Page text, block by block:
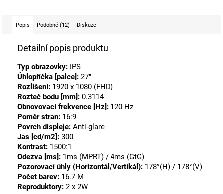
Popis Podobné (12) Diskuze
Detailní popis produktu
Typ obrazovky: IPS
Úhlopříčka [palce]: 27"
Rozlišení: 1920 x 1080 (FHD)
Rozteč bodu [mm]: 0.3114
Obnovovací frekvence [Hz]: 120 Hz
Poměr stran: 16:9
Povrch displeje: Anti-glare
Jas [cd/m2]: 300
Kontrast: 1500:1
Odezva [ms]: 1ms (MPRT) / 4ms (GtG)
Pozorovací úhly (Horizontál/Vertikál): 178°(H) / 178°(V)
Počet barev: 16.7 M
Reproduktory: 2 x 2W